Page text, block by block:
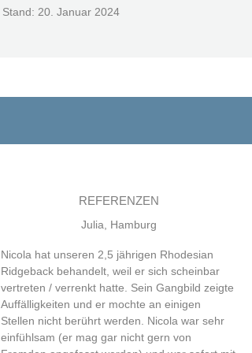
Stand: 20. Januar 2024
REFERENZEN
Julia, Hamburg
Nicola hat unseren 2,5 jährigen Rhodesian
Ridgeback behandelt, weil er sich scheinbar
vertreten / verrenkt hatte. Sein Gangbild zeigte
Auffälligkeiten und er mochte an einigen
Stellen nicht berührt werden. Nicola war sehr
einfühlsam (er mag gar nicht gern von